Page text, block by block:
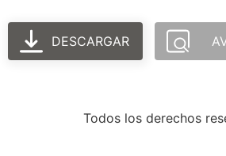
DESCARGAR
Todos los derechos